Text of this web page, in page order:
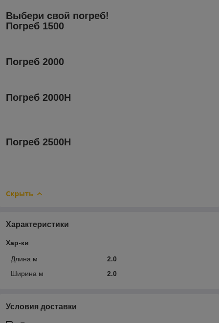
Выбери свой погреб!
Погреб 1500
Погреб 2000
Погреб 2000H
Погреб 2500H
Скрыть
Характеристики
Хар-ки
Длина м
2.0
Ширина м
2.0
Условия доставки